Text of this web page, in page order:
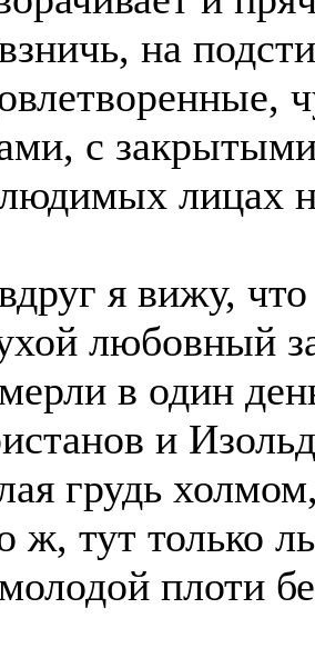
на
с
лицах
я вижу,
любовный
в один
и
грудь
ж, тут только
плоти